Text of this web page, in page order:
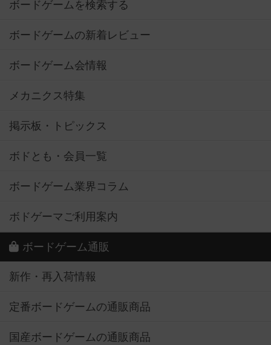
ボードゲームを検索する
ボードゲームの新着レビュー
ボードゲーム会情報
メカニクス特集
掲示板・トピックス
ボドとも・会員一覧
ボードゲーム業界コラム
ボドゲーマご利用案内
ボードゲーム通販
新作・再入荷情報
定番ボードゲームの通販商品
国産ボードゲームの通販商品